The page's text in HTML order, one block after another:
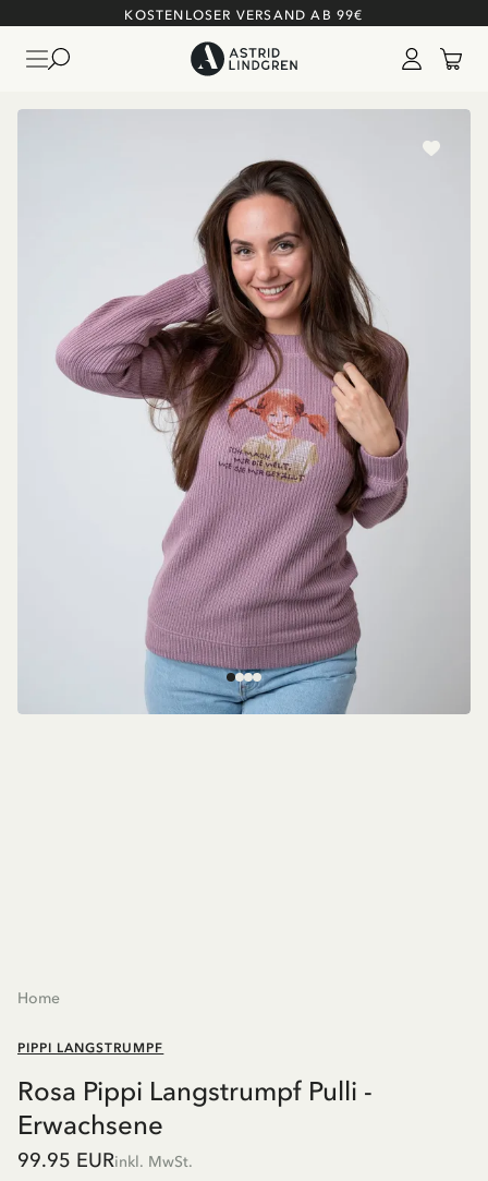
KOSTENLOSER VERSAND AB 99€
Home
PIPPI LANGSTRUMPF
Rosa Pippi Langstrumpf Pulli -
Erwachsene
99.95 EURinkl. MwSt.